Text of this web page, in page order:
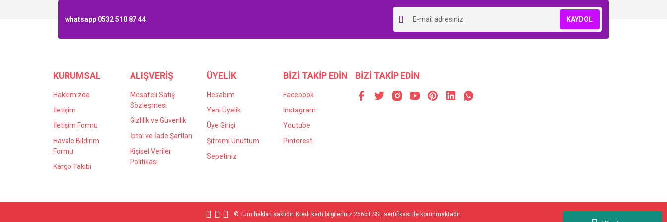
Taban
whatsapp 0532 510 87 44 KAYDOL
KURUMSAL
Hakkımızda
İletişim
İletişim Formu
Havale Bildirim
Formu
Kargo Takibi
ALIŞVERİŞ
Mesafeli Satış
Sözleşmesi
Gizlilik ve Güvenlik
İptal ve İade Şartları
Kişisel Veriler
Politikası
ÜYELİK
Hesabım
Yeni Üyelik
Üye Girişi
Şifremi Unuttum
Sepetiniz
BİZİ TAKİP EDİN
Facebook
Instagram
Youtube
Pinterest
BİZİ TAKİP EDİN
© Tüm hakları saklıdır. Kredi kartı bilgileriniz 256bit SSL sertifikası ile korunmaktadır.